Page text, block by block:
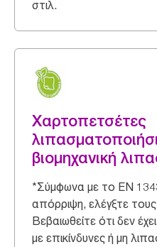
στιλ.
Χαρτοπετσέτες
βιομηχανική
*Σύμφωνα με το EN
απόρριψη, ελέγξτε
Βεβαιωθείτε ότι δεν
με επικίνδυνες ή μη